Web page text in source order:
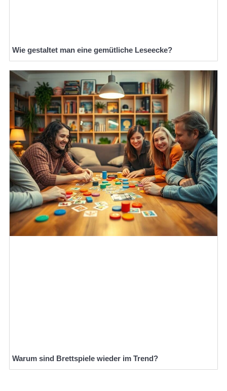
Wie gestaltet man eine gemütliche Leseecke?
Warum sind Brettspiele wieder im Trend?